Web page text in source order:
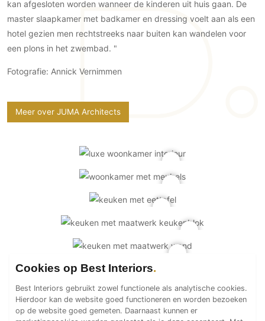
Wellness
Wijnkelder en wijnkasten
kan afgesloten worden wanneer de kinderen uit huis gaan. De
master slaapkamer met badkamer en dressing voelt aan als een
hotel gezien men rechtstreeks naar buiten kan wandelen voor
een plons in het zwembad. "
Fotografie: Annick Vernimmen
Meer over JUMA Architects
Cookies op Best Interiors
Best Interiors gebruikt zowel functionele als analytische cookies.
Hierdoor kan de website goed functioneren en worden bezoeken
op de website goed gemeten. Daarnaast kunnen er